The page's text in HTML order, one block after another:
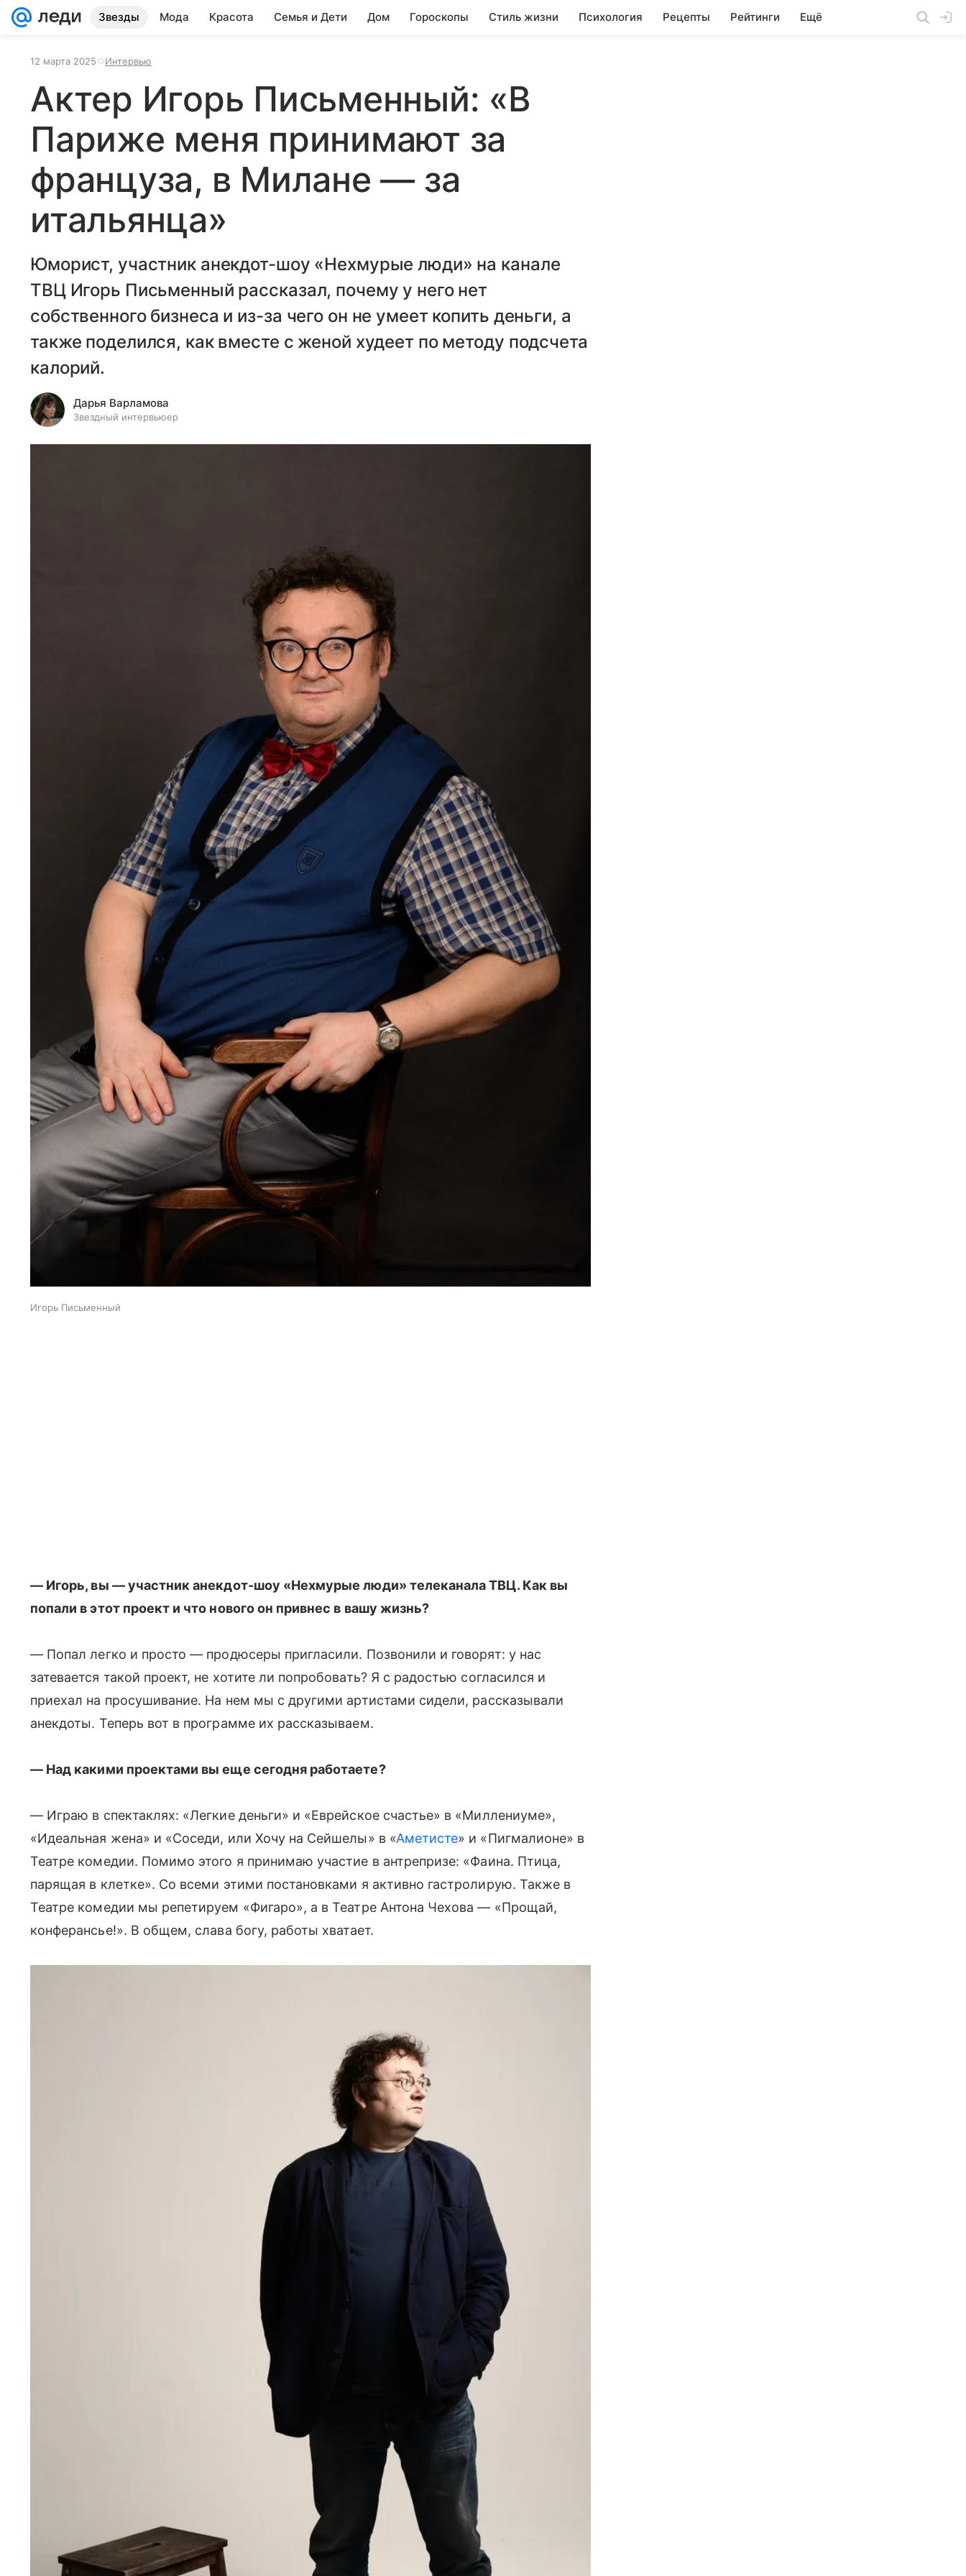
Звезды Мода Красота Семья и Дети Дом Гороскопы Стиль жизни Психология Рецепты Рейтинги Ещё
12 марта 2025 Интервью
Актер Игорь Письменный: «В
Париже меня принимают за
француза, в Милане — за
итальянца»
Юморист, участник анекдот-шоу «Нехмурые люди» на канале
ТВЦ Игорь Письменный рассказал, почему у него нет
собственного бизнеса и из-за чего он не умеет копить деньги, а
также поделился, как вместе с женой худеет по методу подсчета
калорий.
Дарья Варламова
Звездный интервьюер
Игорь Письменный
— Игорь, вы —участник анекдот-шоу «Нехмурые люди» телеканала ТВЦ. Как вы
попали в этот проект и что нового он привнес в вашу жизнь?
— Попал легко и просто — продюсеры пригласили. Позвонили и говорят: у нас
затевается такой проект, не хотите ли попробовать? Я с радостью согласился и
приехал на просушивание. На нем мы с другими артистами сидели, рассказывали
анекдоты. Теперь вот в программе их рассказываем.
— Над какими проектами вы еще сегодня работаете?
— Играю в спектаклях: «Легкие деньги» и «Еврейское счастье» в «Миллениуме»,
«Идеальная жена» и «Соседи, или Хочу на Сейшелы» в «Аметисте» и «Пигмалионе» в
Театре комедии. Помимо этого я принимаю участие в антрепризе: «Фаина. Птица,
парящая в клетке». Со всеми этими постановками я активно гастролирую. Также в
Театре комедии мы репетируем «Фигаро», а в Театре Антона Чехова — «Прощай,
конферансье!». В общем, слава богу, работы хватает.